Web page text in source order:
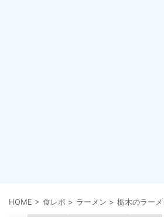
HOME > 食レポ > ラーメン > 栃木のラーメ